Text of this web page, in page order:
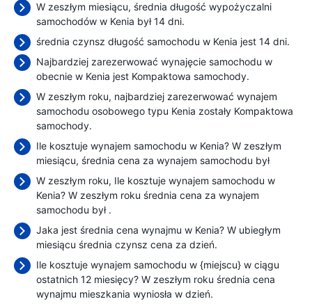
W zeszłym miesiącu, średnia długość wypożyczalni
samochodów w Kenia był 14 dni.
średnia czynsz długość samochodu w Kenia jest 14 dni.
Najbardziej zarezerwować wynajęcie samochodu w
obecnie w Kenia jest Kompaktowa samochody.
W zeszłym roku, najbardziej zarezerwować wynajem
samochodu osobowego typu Kenia zostały Kompaktowa
samochody.
Ile kosztuje wynajem samochodu w Kenia? W zeszłym
miesiącu, średnia cena za wynajem samochodu był
W zeszłym roku, Ile kosztuje wynajem samochodu w
Kenia? W zeszłym roku średnia cena za wynajem
samochodu był .
Jaka jest średnia cena wynajmu w Kenia? W ubiegłym
miesiącu średnia czynsz cena za dzień.
Ile kosztuje wynajem samochodu w {miejscu} w ciągu
ostatnich 12 miesięcy? W zeszłym roku średnia cena
wynajmu mieszkania wyniosła w dzień.